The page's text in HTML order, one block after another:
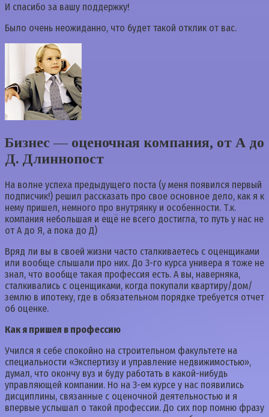
И спасибо за вашу поддержку!
Было очень неожиданно, что будет такой отклик от вас.
Бизнес — оценочная компания, от А до
Д. Длиннопост⁠ ⁠
На волне успеха предыдущего поста (у меня появился первый
подписчик!) решил рассказать про свое основное дело, как я к
нему пришел, немного про внутрянку и особенности. Т.к.
компания небольшая и ещё не всего достигла, то путь у нас не
от А до Я, а пока до Д)
Вряд ли вы в своей жизни часто сталкиваетесь с оценщиками
или вообще слышали про них. До 3-го курса универа я тоже не
знал, что вообще такая профессия есть. А вы, наверняка,
сталкивались с оценщиками, когда покупали квартиру/дом/
землю в ипотеку, где в обязательном порядке требуется отчет
об оценке.
Как я пришел в профессию
Учился я себе спокойно на строительном факультете на
специальности «Экспертизу и управление недвижимостью»,
думал, что окончу вуз и буду работать в какой-нибудь
управляющей компании. Но на 3-ем курсе у нас появились
дисциплины, связанные с оценочной деятельностью и я
впервые услышал о такой профессии. До сих пор помню фразу